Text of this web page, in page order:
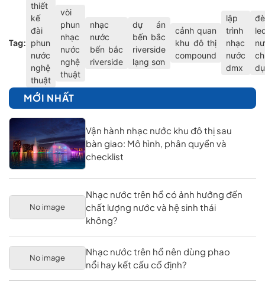
Tag:
thiết
kế
đài
phun
nước
nghệ
thuật
vòi
phun
nhạc
nước
nghệ
thuật
nhạc
nước
bến bắc
riverside
dự án
bến bắc
riverside
lạng sơn
cảnh quan
khu đô thị
compound
lập
trình
nhạc
nước
dmx
MỚI NHẤT
Vận hành nhạc nước khu đô thị sau
bàn giao: Mô hình, phân quyền và
checklist
No image
Nhạc nước trên hồ có ảnh hưởng đến
chất lượng nước và hệ sinh thái
không?
No image
Nhạc nước trên hồ nên dùng phao
nổi hay kết cấu cố định?